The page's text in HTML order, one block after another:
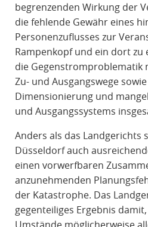
begrenzenden Wirkung der
die fehlende Gewähr eines
Personenzuflusses zur
Rampenkopf und ein dort zu
die Gegenstromproblematik
Zu- und Ausgangswege
Dimensionierung und
und Ausgangssystems
Anders als das Landgerichts
Düsseldorf auch
einen vorwerfbaren
anzunehmenden
der Katastrophe. Das
gegenteiliges Ergebnis